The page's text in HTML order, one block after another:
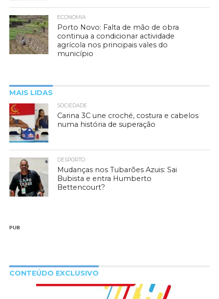
ECONOMIA
Porto Novo: Falta de mão de obra
continua a condicionar actividade
agrícola nos principais vales do
município
MAIS LIDAS
SOCIEDADE
Carina 3C une croché, costura e cabelos
numa história de superação
DESPORTO
Mudanças nos Tubarões Azuis: Sai
Bubista e entra Humberto
Bettencourt?
PUB
CONTEÚDO EXCLUSIVO